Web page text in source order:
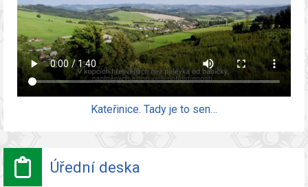
Kateřinice. Tady je to sen…
Úřední deska